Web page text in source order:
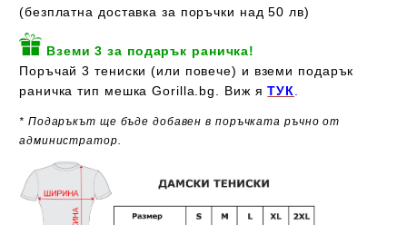
(безплатна доставка за поръчки над 50 лв)
Вземи 3 за подарък раничка!
Поръчай 3 тениски (или повече) и вземи подарък
раничка тип мешка Gorilla.bg. Виж яТУК
* Подаръкът ще бъде добавен в поръчката ръчно от
администратор.